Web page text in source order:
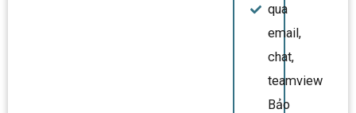
qua
email,
chat,
teamview
Bảo